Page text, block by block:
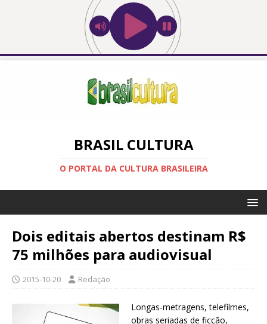
BRASIL CULTURA
O PORTAL DA CULTURA BRASILEIRA
Dois editais abertos destinam R$
75 milhões para audiovisual
2015-10-20 Redação
Longas-metragens, telefilmes,
obras seriadas de ficção,